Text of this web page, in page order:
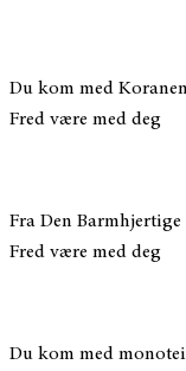
Du kom med Koranen
Fred være med deg
Fra Den Barmhjertige
Fred være med deg
Du kom med